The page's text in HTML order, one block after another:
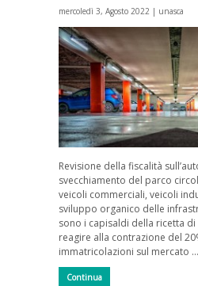
mercoledì 3, Agosto 2022 | unasca
Revisione della fiscalità
svecchiamento del parco
veicoli commerciali, veicoli
sviluppo organico delle
sono i capisaldi della ricetta
reagire alla contrazione del
immatricolazioni sul mercato …
Continua